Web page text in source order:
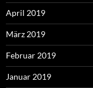
April 2019
März 2019
Februar 2019
Januar 2019